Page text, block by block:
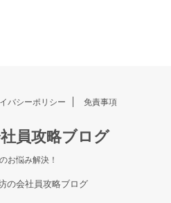
バシーポリシー 免責事項
員攻略ブログ
お悩み解決！
の会社員攻略ブログ